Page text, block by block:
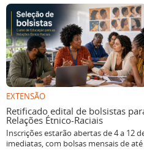
EXTENSÃO
Retificado edital de bolsistas
Relações Étnico-Raciais
Inscrições estarão abertas de 4 a 12
imediatas, com bolsas mensais de até